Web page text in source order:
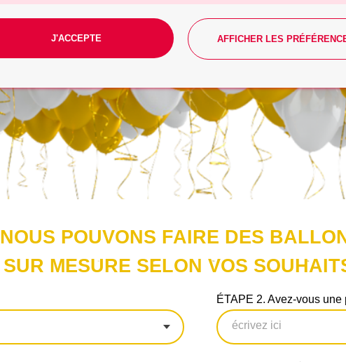
CONTACT
NOUS POUVONS FAIRE DES
SUR MESURE SELON VOS
ÉTAPE 2. Avez-vous
J'ACCEPTE AFFICHER LES